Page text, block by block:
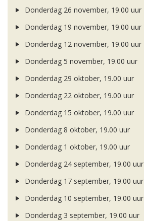
Donderdag 26 november, 19.00 uur
Donderdag 19 november, 19.00 uur
Donderdag 12 november, 19.00 uur
Donderdag 5 november, 19.00 uur
Donderdag 29 oktober, 19.00 uur
Donderdag 22 oktober, 19.00 uur
Donderdag 15 oktober, 19.00 uur
Donderdag 8 oktober, 19.00 uur
Donderdag 1 oktober, 19.00 uur
Donderdag 24 september, 19.00 uur
Donderdag 17 september, 19.00 uur
Donderdag 10 september, 19.00 uur
Donderdag 3 september, 19.00 uur